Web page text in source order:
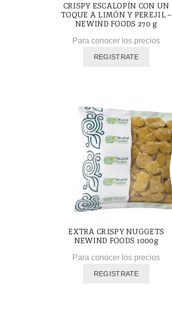
CRISPY ESCALOPÍN CON UN
TOQUE A LIMÓN Y PEREJIL –
NEWIND FOODS 270 g
Para conocer los precios
REGISTRATE
EXTRA CRISPY NUGGETS
NEWIND FOODS 1000g
Para conocer los precios
REGISTRATE